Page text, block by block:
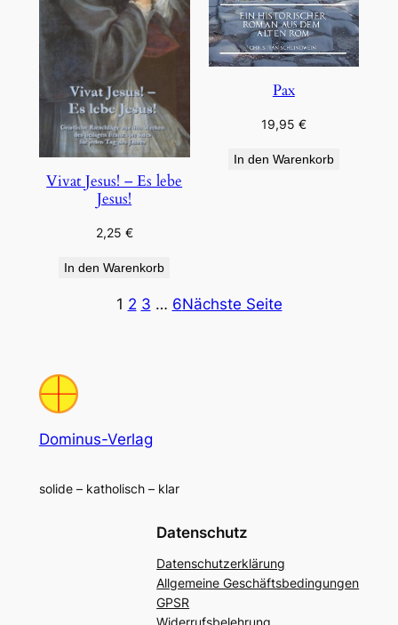
Vivat Jesus! – Es lebe
Jesus!
2,25 €
In den Warenkorb
Pax
19,95 €
In den Warenkorb
1 2 3 … 6Nächste Seite
Dominus-Verlag
solide – katholisch – klar
Datenschutz
Datenschutzerklärung
Allgemeine Geschäftsbedingungen
GPSR
Widerrufsbelehrung